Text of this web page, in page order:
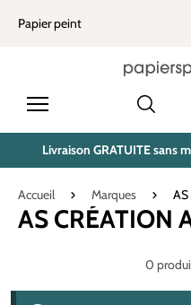
principal
Papier peint
Livraison GRATUITE sans
Accueil Marques
AS CRÉATION
0